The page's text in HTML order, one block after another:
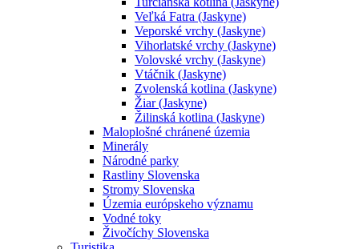
Veľká Fatra (Jaskyne)
Veporské vrchy (Jaskyne)
Vihorlatské vrchy (Jaskyne)
Volovské vrchy (Jaskyne)
Vtáčnik (Jaskyne)
Zvolenská kotlina (Jaskyne)
Žiar (Jaskyne)
Žilinská kotlina (Jaskyne)
Maloplošné chránené územia
Minerály
Národné parky
Rastliny Slovenska
Stromy Slovenska
Územia európskeho významu
Vodné toky
Živočíchy Slovenska